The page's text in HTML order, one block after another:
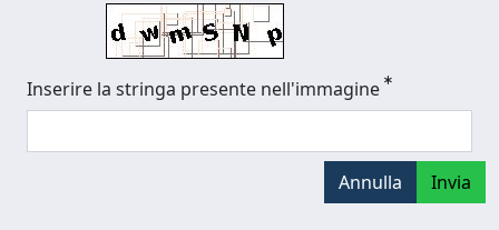
Inserire la stringa presente nell'immagine
Annulla Invia